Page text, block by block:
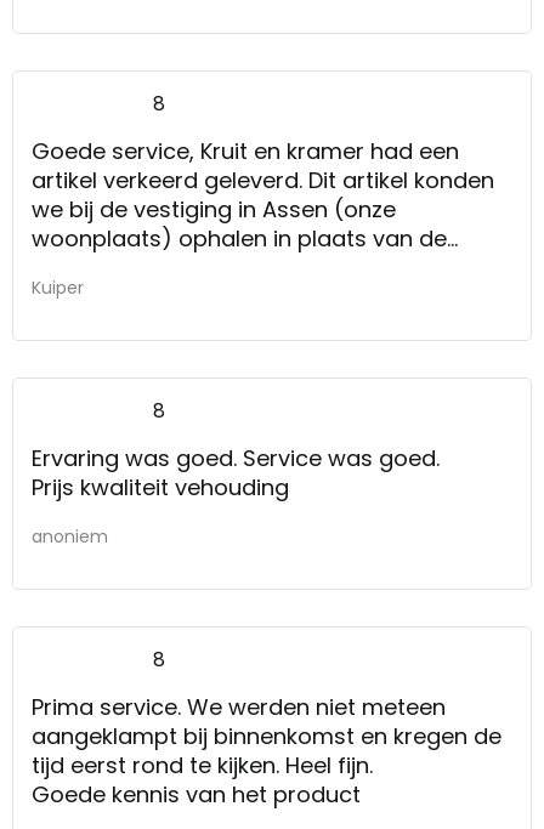
8
Goede service, Kruit en kramer had een
artikel verkeerd geleverd. Dit artikel konden
we bij de vestiging in Assen (onze
woonplaats) ophalen in plaats van de
(Groningen).
Kuiper
8
Ervaring was goed. Service was goed.
Prijs kwaliteit vehouding
anoniem
8
Prima service. We werden niet meteen
aangeklampt bij binnenkomst en kregen de
tijd eerst rond te kijken. Heel fijn.
Goede kennis van het product